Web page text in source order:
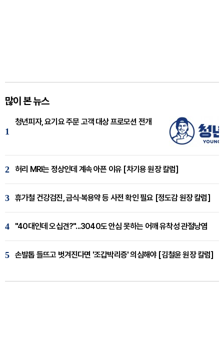
많이 본 뉴스
1
청년피자, 요기요 주문 고객 대상 프로모션 전개
2 허리 MRI는 정상인데 계속 아픈 이유 [차기용 원장 칼럼]
3 휴가철 건강검진, 금식·복용약 등 사전 확인 필요 [정도감 원장 칼럼]
4 "40대인데 오십견?"...3040도 안심 못하는 어깨 유착성 관절낭염
5 손발톱 들뜨고 벗겨진다면 '조갑박리증' 의심해야 [김철윤 원장 칼럼]